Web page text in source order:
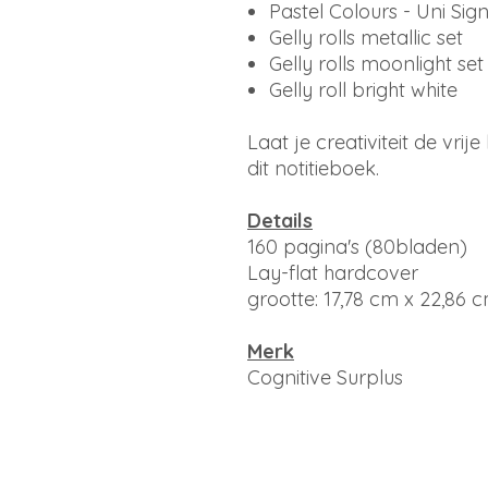
Pastel Colours - Uni
Gelly rolls metallic set
Gelly rolls moonlight set
Gelly roll bright white
Laat je creativiteit de
dit notitieboek.
Details
160 pagina's (80bladen)
Lay-flat hardcover
grootte: 17,78 cm x 22,86
Merk
Cognitive Surplus